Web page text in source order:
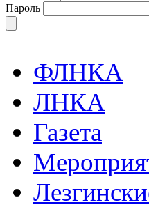
Пароль
ФЛНКА
ЛНКА
Газета